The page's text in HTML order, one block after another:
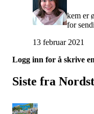
kem er
for
13 februar 2021
Logg inn for å skrive
Siste fra